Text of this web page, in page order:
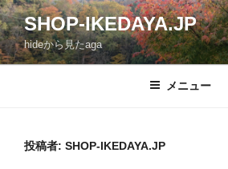
コ
ン
テ
ン
SHOP-IKEDAYA.JP
hideから見たaga
メニュー
投稿者: SHOP-IKEDAYA.JP